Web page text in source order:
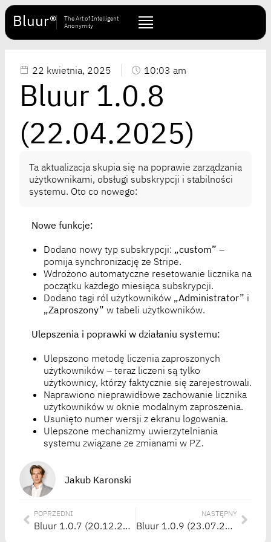
Bluur®
The Art of Intelligent
Anonymity
22 kwietnia, 2025 10:03 am
Bluur 1.0.8
(22.04.2025)
Ta aktualizacja skupia się na poprawie zarządzania
użytkownikami, obsługi subskrypcji i stabilności
systemu. Oto co nowego:
Nowe funkcje:
Dodano nowy typ subskrypcji: „custom” –
pomija synchronizację ze Stripe.
Wdrożono automatyczne resetowanie licznika na
początku każdego miesiąca subskrypcji.
Dodano tagi ról użytkowników „Administrator” i
„Zaproszony” w tabeli użytkowników.
Ulepszenia i poprawki w działaniu systemu:
Ulepszono metodę liczenia zaproszonych
użytkowników – teraz liczeni są tylko
użytkownicy, którzy faktycznie się zarejestrowali.
Naprawiono nieprawidłowe zachowanie licznika
użytkowników w oknie modalnym zaproszenia.
Usunięto numer wersji z ekranu logowania.
Ulepszone mechanizmy uwierzytelniania
systemu związane ze zmianami w PZ.
Jakub Karonski
POPRZEDNI
Bluur 1.0.7 (20.12.2024)
NASTĘPNY
Bluur 1.0.9 (23.07.2025)